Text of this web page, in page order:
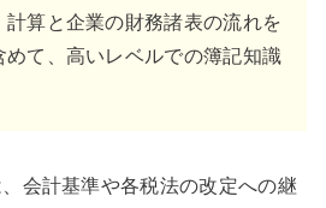
計算と企業の財務諸表の流れを
て、高いレベルでの簿記知識
会計基準や各税法の改定への継